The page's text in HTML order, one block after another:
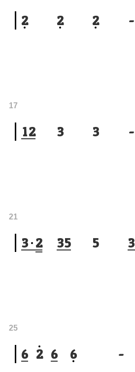
2 2 2 -
12 3 3 -
17
3 2 35 5 3
21
6 2 6 6 -
25